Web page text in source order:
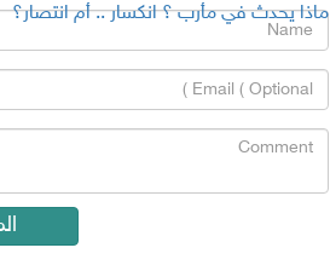
ماذا يحدث في مأرب ؟ انكسار .. أم انتصار؟